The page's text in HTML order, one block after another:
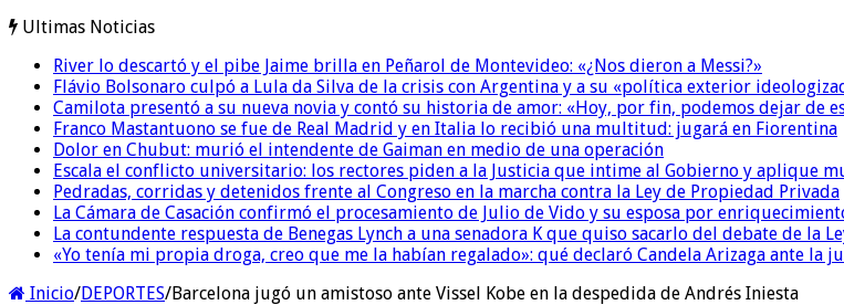
Ultimas Noticias
River lo descartó y el pibe Jaime brilla en Peñarol de Montevideo: «¿Nos dieron a Messi?»
Flávio Bolsonaro culpó a Lula da Silva de la crisis con Argentina y a su «política exterior
Camilota presentó a su nueva novia y contó su historia de amor: «Hoy, por fin, podemos dejar de
Franco Mastantuono se fue de Real Madrid y en Italia lo recibió una multitud: jugará en Fiorentina
Dolor en Chubut: murió el intendente de Gaiman en medio de una operación
Escala el conflicto universitario: los rectores piden a la Justicia que intime al Gobierno y aplique
Pedradas, corridas y detenidos frente al Congreso en la marcha contra la Ley de Propiedad Privada
La Cámara de Casación confirmó el procesamiento de Julio de Vido y su esposa por
La contundente respuesta de Benegas Lynch a una senadora K que quiso sacarlo del debate de la
«Yo tenía mi propia droga, creo que me la habían regalado»: qué declaró Candela Arizaga ante la
Inicio/DEPORTES/Barcelona jugó un amistoso ante Vissel Kobe en la despedida de Andrés Iniesta